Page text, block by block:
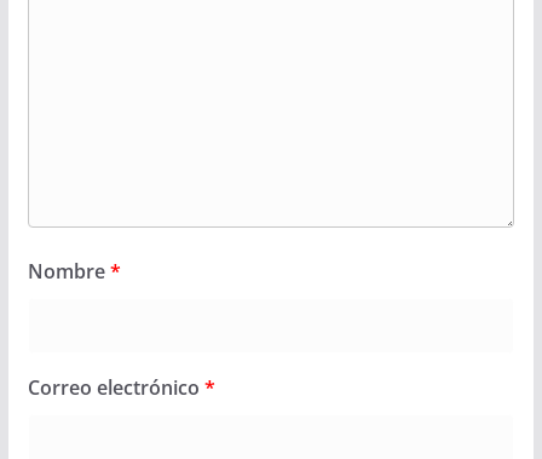
Nombre*
Correo electrónico *